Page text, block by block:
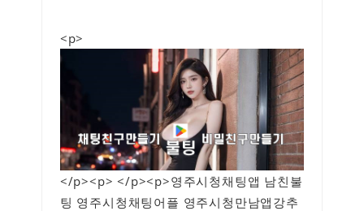
<p>
</p><p> </p><p>영주시청채팅앱 남친불
팅 영주시청채팅어플 영주시청만남앱강추